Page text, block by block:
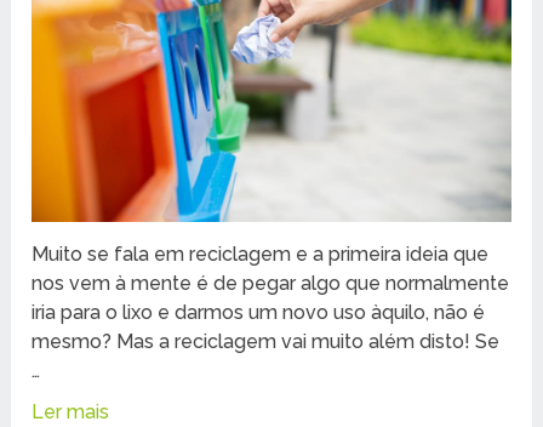
Muito se fala em reciclagem e a primeira ideia que
nos vem à mente é de pegar algo que normalmente
iria para o lixo e darmos um novo uso àquilo, não é
mesmo? Mas a reciclagem vai muito além disto! Se
…
Ler mais